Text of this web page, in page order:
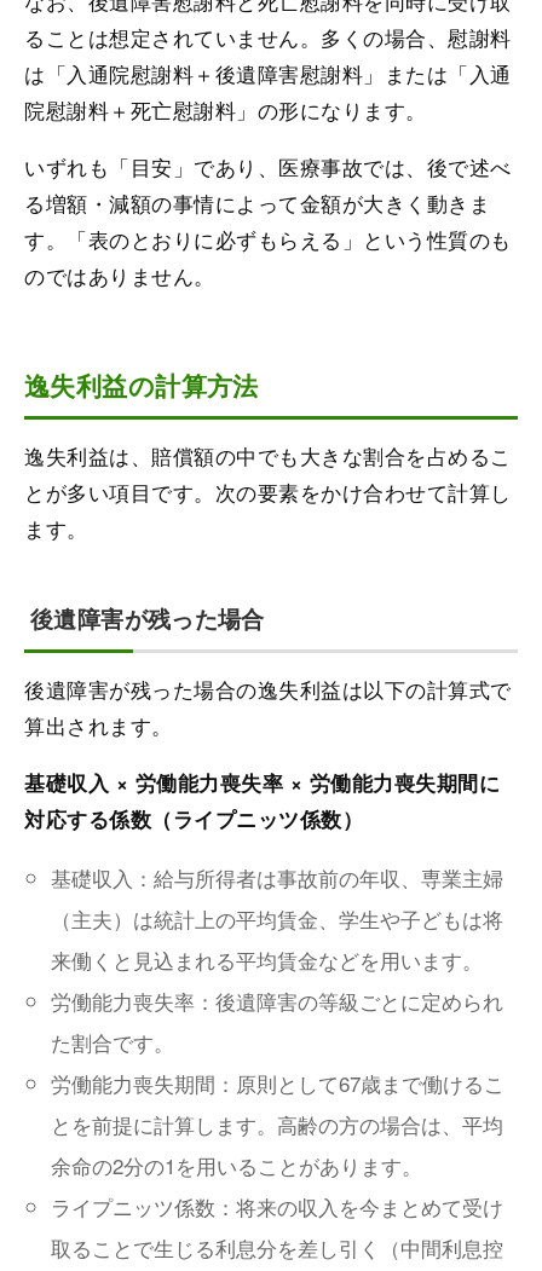
ることは想定されていません。多くの場合、慰謝料
は「入通院慰謝料＋後遺障害慰謝料」または「入通
院慰謝料＋死亡慰謝料」の形になります。
いずれも「目安」であり、医療事故では、後で述べ
る増額・減額の事情によって金額が大きく動きま
す。「表のとおりに必ずもらえる」という性質のも
のではありません。
逸失利益の計算方法
逸失利益は、賠償額の中でも大きな割合を占めるこ
とが多い項目です。次の要素をかけ合わせて計算し
ます。
後遺障害が残った場合
後遺障害が残った場合の逸失利益は以下の計算式で
算出されます。
基礎収入 × 労働能力喪失率 × 労働能力喪失期間に
対応する係数（ライプニッツ係数）
基礎収入：給与所得者は事故前の年収、専業主婦
（主夫）は統計上の平均賃金、学生や子どもは将
来働くと見込まれる平均賃金などを用います。
労働能力喪失率：後遺障害の等級ごとに定められ
た割合です。
労働能力喪失期間：原則として67歳まで働けるこ
とを前提に計算します。高齢の方の場合は、平均
余命の2分の1を用いることがあります。
ライプニッツ係数：将来の収入を今まとめて受け
取ることで生じる利息分を差し引く（中間利息控